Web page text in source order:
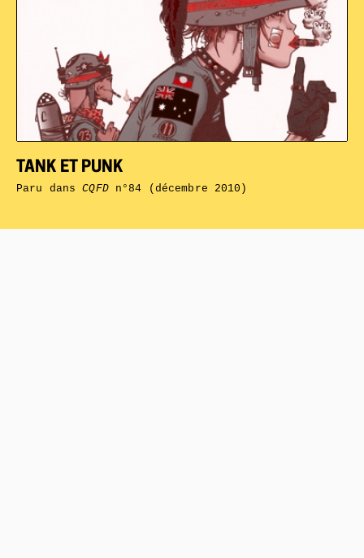
TANK ET PUNK
Paru dansCQFDn°84 (décembre 2010)